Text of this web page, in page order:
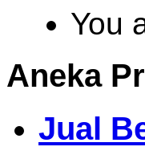
You
Aneka
Jual